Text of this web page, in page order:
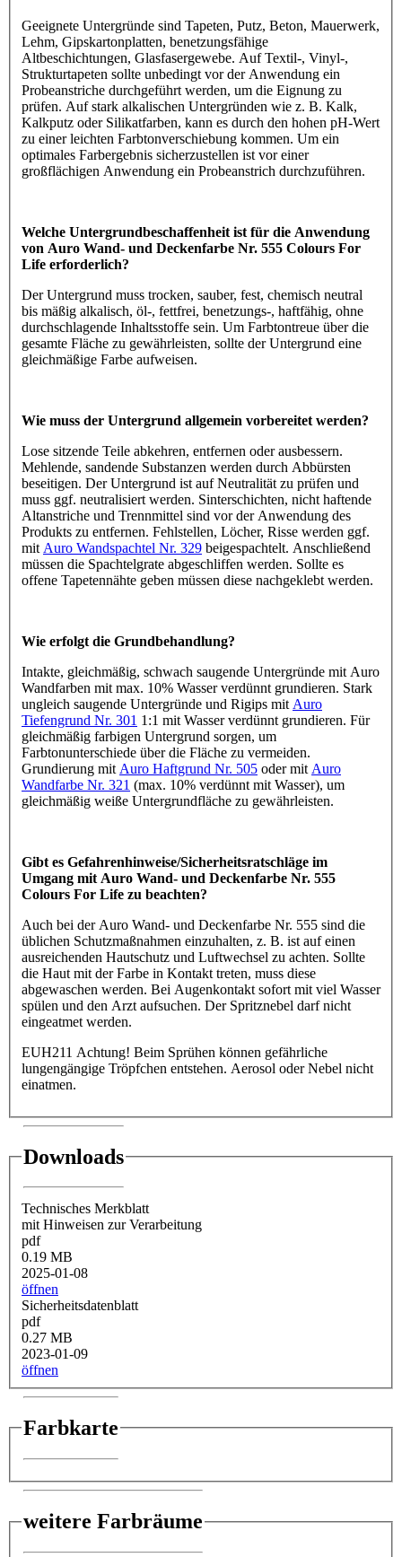
Geeignete Untergründe sind Tapeten, Putz, Beton, Mauerwerk,
Lehm, Gipskartonplatten, benetzungsfähige
Altbeschichtungen, Glasfasergewebe. Auf Textil-, Vinyl-,
Strukturtapeten sollte unbedingt vor der Anwendung ein
Probeanstriche durchgeführt werden, um die Eignung zu
prüfen. Auf stark alkalischen Untergründen wie z. B. Kalk,
Kalkputz oder Silikatfarben, kann es durch den hohen pH-Wert
zu einer leichten Farbtonverschiebung kommen. Um ein
optimales Farbergebnis sicherzustellen ist vor einer
großflächigen Anwendung ein Probeanstrich durchzuführen.
Welche Untergrundbeschaffenheit ist für die Anwendung
von Auro Wand- und Deckenfarbe Nr. 555 Colours For
Life erforderlich?
Der Untergrund muss trocken, sauber, fest, chemisch neutral
bis mäßig alkalisch, öl-, fettfrei, benetzungs-, haftfähig, ohne
durchschlagende Inhaltsstoffe sein. Um Farbtontreue über die
gesamte Fläche zu gewährleisten, sollte der Untergrund eine
gleichmäßige Farbe aufweisen.
Wie muss der Untergrund allgemein vorbereitet werden?
Lose sitzende Teile abkehren, entfernen oder ausbessern.
Mehlende, sandende Substanzen werden durch Abbürsten
beseitigen. Der Untergrund ist auf Neutralität zu prüfen und
muss ggf. neutralisiert werden. Sinterschichten, nicht haftende
Altanstriche und Trennmittel sind vor der Anwendung des
Produkts zu entfernen. Fehlstellen, Löcher, Risse werden ggf.
mit Auro Wandspachtel Nr. 329 beigespachtelt. Anschließend
müssen die Spachtelgrate abgeschliffen werden. Sollte es
offene Tapetennähte geben müssen diese nachgeklebt werden.
Wie erfolgt die Grundbehandlung?
Intakte, gleichmäßig, schwach saugende Untergründe mit Auro
Wandfarben mit max. 10% Wasser verdünnt grundieren. Stark
ungleich saugende Untergründe und Rigips mit Auro
Tiefengrund Nr. 301 1:1 mit Wasser verdünnt grundieren. Für
gleichmäßig farbigen Untergrund sorgen, um
Farbtonunterschiede über die Fläche zu vermeiden.
Grundierung mit Auro Haftgrund Nr. 505 oder mit Auro
Wandfarbe Nr. 321 (max. 10% verdünnt mit Wasser), um
gleichmäßig weiße Untergrundfläche zu gewährleisten.
Gibt es Gefahrenhinweise/Sicherheitsratschläge im
Umgang mit Auro Wand- und Deckenfarbe Nr. 555
Colours For Life zu beachten?
Auch bei der Auro Wand- und Deckenfarbe Nr. 555 sind die
üblichen Schutzmaßnahmen einzuhalten, z. B. ist auf einen
ausreichenden Hautschutz und Luftwechsel zu achten. Sollte
die Haut mit der Farbe in Kontakt treten, muss diese
abgewaschen werden. Bei Augenkontakt sofort mit viel Wasser
spülen und den Arzt aufsuchen. Der Spritznebel darf nicht
eingeatmet werden.
EUH211 Achtung! Beim Sprühen können gefährliche
lungengängige Tröpfchen entstehen. Aerosol oder Nebel nicht
einatmen.
Downloads
Technisches Merkblatt
mit Hinweisen zur Verarbeitung
pdf
0.19 MB
2025-01-08
öffnen
Sicherheitsdatenblatt
pdf
0.27 MB
2023-01-09
öffnen
Farbkarte
weitere Farbräume